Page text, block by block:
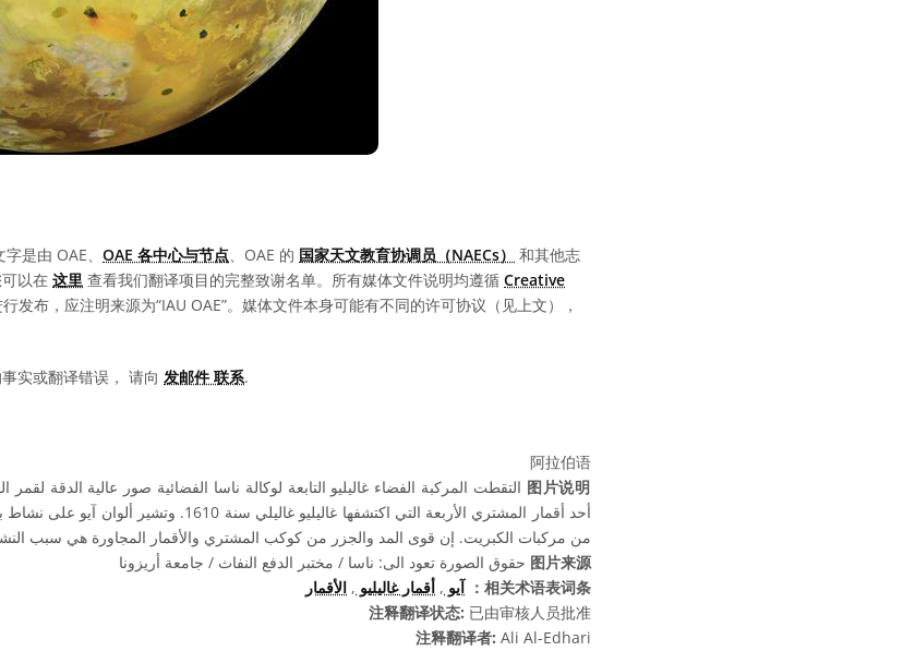
是由 OAE、 OAE 各中心与节点、OAE 的 国家天文教育协调员（NAECs）
和其他志
以在 这里 查看我们翻译项目的完整致谢名单。所有媒体文件说明均遵循 Creative
发布，应注明来源为“IAU OAE”。媒体文件本身可能有不同的许可协议（见上文），
实或翻译错误， 请向 发邮件 联系.
阿拉伯语
图片说明
أحد أقمار المشتري الأربعة التي اكتشفها غاليليو
من مركبات الكبريت. إن قوى المد والجزر من كوكب المشتري والأقمار المجاورة هي سبب
图片来源 حقوق الصورة تعود الى: ناسا / مختبر الدفع النفاث / جامعة أريزونا
相关术语表词条：
آيو , أقمار غاليليو , الأقمار
注释翻译状态: 已由审核人员批准
注释翻译者: Ali Al-Edhari